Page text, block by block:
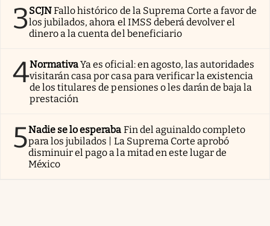
3SCJNFallo histórico de la Suprema Corte a favor de
los jubilados, ahora el IMSS deberá devolver el
dinero a la cuenta del beneficiario
4NormativaYa es oficial: en agosto, las autoridades
visitarán casa por casa para verificar la existencia
de los titulares de pensiones o les darán de baja la
prestación
5Nadie se lo esperaba Fin del aguinaldo completo
para los jubilados | La Suprema Corte aprobó
disminuir el pago a la mitad en este lugar de
México